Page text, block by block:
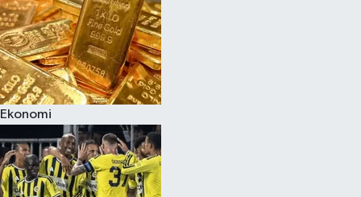
Ekonomi
Magazin